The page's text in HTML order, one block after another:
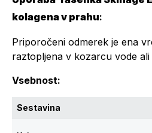
kolagena v prahu:
Priporočeni odmerek je ena
raztopljena v kozarcu vode ali
Vsebnost:
Sestavina